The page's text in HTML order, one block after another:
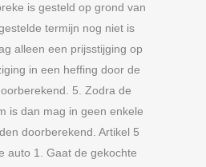
is gesteld op grond van
termijn nog niet is
alleen een prijsstijging op
in een heffing door de
5. Zodra de
is dan mag in geen enkele
doorberekend. Artikel 5
auto 1. Gaat de gekochte